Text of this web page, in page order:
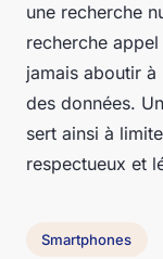
une recherche
recherche
jamais aboutir
des données.
sert ainsi à
respectueux et
Smartphones